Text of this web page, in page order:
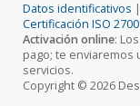
Datos identificativos |
Certificación ISO
Activación online:
pago; te enviaremos
servicios.
Copyright © 2026